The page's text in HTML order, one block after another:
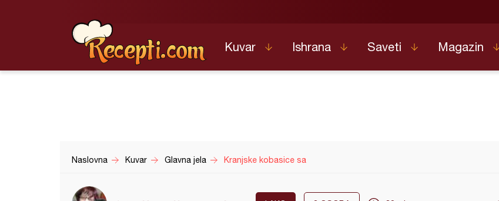
Kuvar Ishrana Saveti Magazin
Naslovna Kuvar Glavna jela Kranjske kobasice sa